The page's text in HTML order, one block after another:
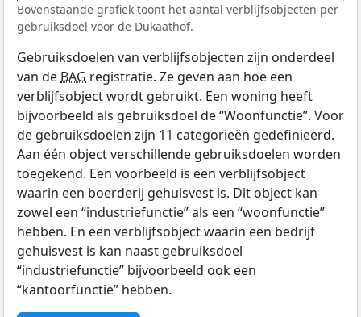
Bovenstaande grafiek toont het aantal verblijfsobjecten per
gebruiksdoel voor de Dukaathof.
Gebruiksdoelen van verblijfsobjecten zijn onderdeel
van de BAG registratie. Ze geven aan hoe een
verblijfsobject wordt gebruikt. Een woning heeft
bijvoorbeeld als gebruiksdoel de “Woonfunctie”. Voor
de gebruiksdoelen zijn 11 categorieën gedefinieerd.
Aan één object verschillende gebruiksdoelen worden
toegekend. Een voorbeeld is een verblijfsobject
waarin een boerderij gehuisvest is. Dit object kan
zowel een “industriefunctie” als een “woonfunctie”
hebben. En een verblijfsobject waarin een bedrijf
gehuisvest is kan naast gebruiksdoel
“industriefunctie” bijvoorbeeld ook een
“kantoorfunctie” hebben.